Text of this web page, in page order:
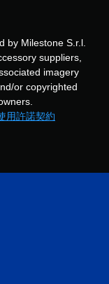
by Milestone S.r.l.
suppliers,
imagery
or copyrighted
用許諾契約